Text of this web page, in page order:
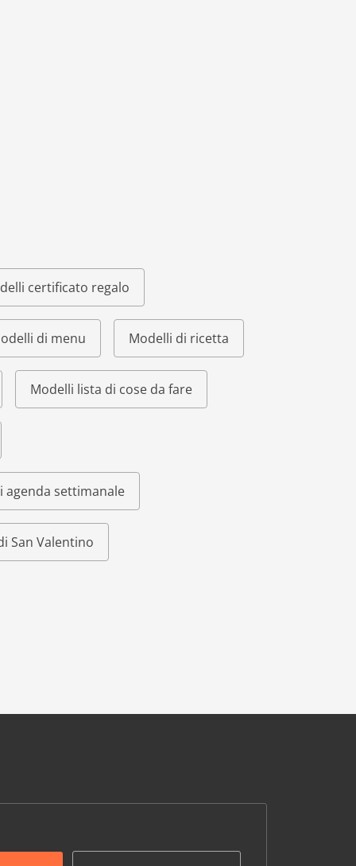
certificato regalo
di menu Modelli di ricetta
Modelli lista di cose da fare
agenda settimanale
San Valentino